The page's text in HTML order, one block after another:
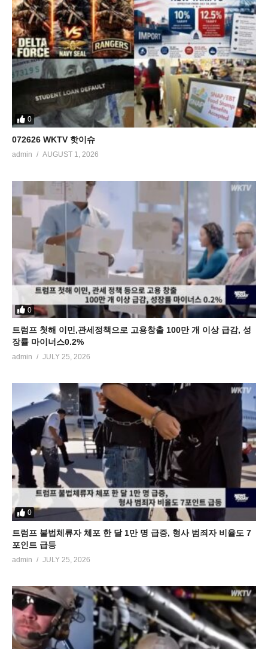
0
072626 WKTV 핫이슈
admin AUGUST 1, 2026
0
트럼프 첫해 이민,관세정책으로 고용창출 100만 개 이상 급감, 성
장률 마이너스0.2%
admin JULY 25, 2026
0
트럼프 불법체류자 체포 한 달 1만 명 급증, 형사 범죄자 비율도 7
포인트 급등
admin JULY 25, 2026